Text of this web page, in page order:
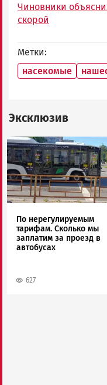
Чиновники
скорой
Метки
насекомые
Эксклюзив
Image
По нерегулируемым
тарифам. Сколько мы
заплатим за проезд в
автобусах
627